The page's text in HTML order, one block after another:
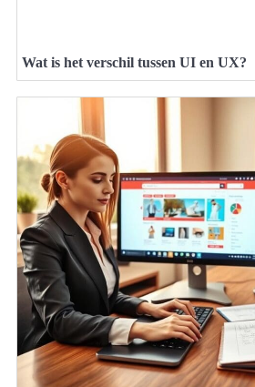
Wat is het verschil tussen UI en UX?